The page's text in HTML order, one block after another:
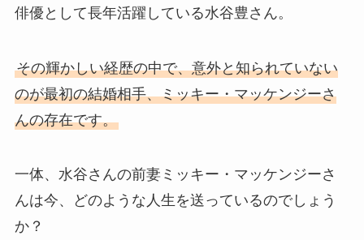
俳優として長年活躍している水谷豊さん。
その輝かしい経歴の中で、意外と知られていない
のが最初の結婚相手、ミッキー・マッケンジーさ
んの存在です。
一体、水谷さんの前妻ミッキー・マッケンジーさ
んは今、どのような人生を送っているのでしょう
か？